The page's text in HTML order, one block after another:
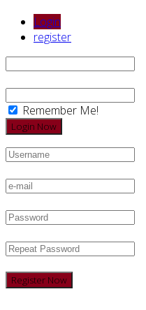
Login
register
Remember Me!
Register Now